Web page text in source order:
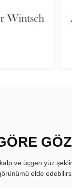
ve üçgen yüz
elde